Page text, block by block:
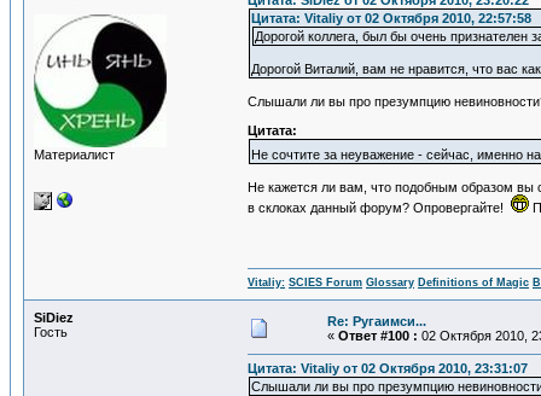
Материалист
Цитата: Vitaliy от 02 Октября 2010, 22:57:58
Дорогой коллега, был бы очень признателен
Дорогой Виталий, вам не нравится, что вас
Слышали ли вы про презумпцию
Цитата:
Не сочтите за неуважение - сейчас, именно
Не кажется ли вам, что подобным образом вы
в склоках данный форум? Опровергайте!
Vitaliy: SCIES Forum Glossary Definitions of Magic
SiDiеz
Гость
Re: Ругаимси...
« Ответ #100 : 02 Октября 2010,
Цитата: Vitaliy от 02 Октября 2010, 23:31:07
Слышали ли вы про презумпцию